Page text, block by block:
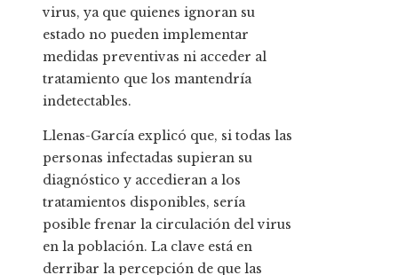
virus, ya que quienes ignoran su
estado no pueden implementar
medidas preventivas ni acceder al
tratamiento que los mantendría
indetectables.
Llenas-García explicó que, si todas las
personas infectadas supieran su
diagnóstico y accedieran a los
tratamientos disponibles, sería
posible frenar la circulación del virus
en la población. La clave está en
derribar la percepción de que las